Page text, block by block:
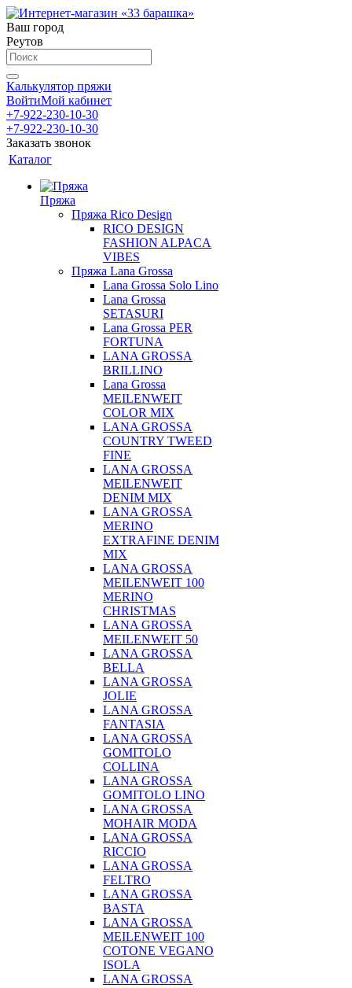
Ваш город
Реутов
Калькулятор пряжи
ВойтиМой кабинет
+7-922-230-10-30
+7-922-230-10-30
Заказать звонок
Каталог
Пряжа
Пряжа Rico Design
RICO DESIGN
FASHION ALPACA
VIBES
Пряжа Lana Grossa
Lana Grossa Solo Lino
Lana Grossa
SETASURI
Lana Grossa PER
FORTUNA
LANA GROSSA
BRILLINO
Lana Grossa
MEILENWEIT
COLOR MIX
LANA GROSSA
COUNTRY TWEED
FINE
LANA GROSSA
MEILENWEIT
DENIM MIX
LANA GROSSA
MERINO
EXTRAFINE DENIM
MIX
LANA GROSSA
MEILENWEIT 100
MERINO
CHRISTMAS
LANA GROSSA
MEILENWEIT 50
LANA GROSSA
BELLA
LANA GROSSA
JOLIE
LANA GROSSA
FANTASIA
LANA GROSSA
GOMITOLO
COLLINA
LANA GROSSA
GOMITOLO LINO
LANA GROSSA
MOHAIR MODA
LANA GROSSA
RICCIO
LANA GROSSA
FELTRO
LANA GROSSA
BASTA
LANA GROSSA
MEILENWEIT 100
COTONE VEGANO
ISOLA
LANA GROSSA